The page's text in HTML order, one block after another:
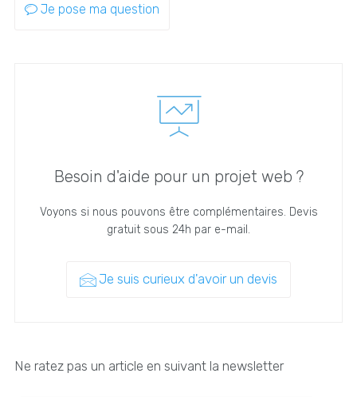
Je pose ma question
Besoin d'aide pour un projet web ?
Voyons si nous pouvons être complémentaires. Devis
gratuit sous 24h par e-mail.
Je suis curieux d'avoir un devis
Ne ratez pas un article en suivant la newsletter